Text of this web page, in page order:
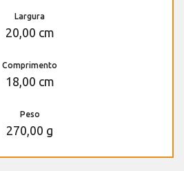
Largura
20,00 cm
Comprimento
18,00 cm
Peso
270,00 g